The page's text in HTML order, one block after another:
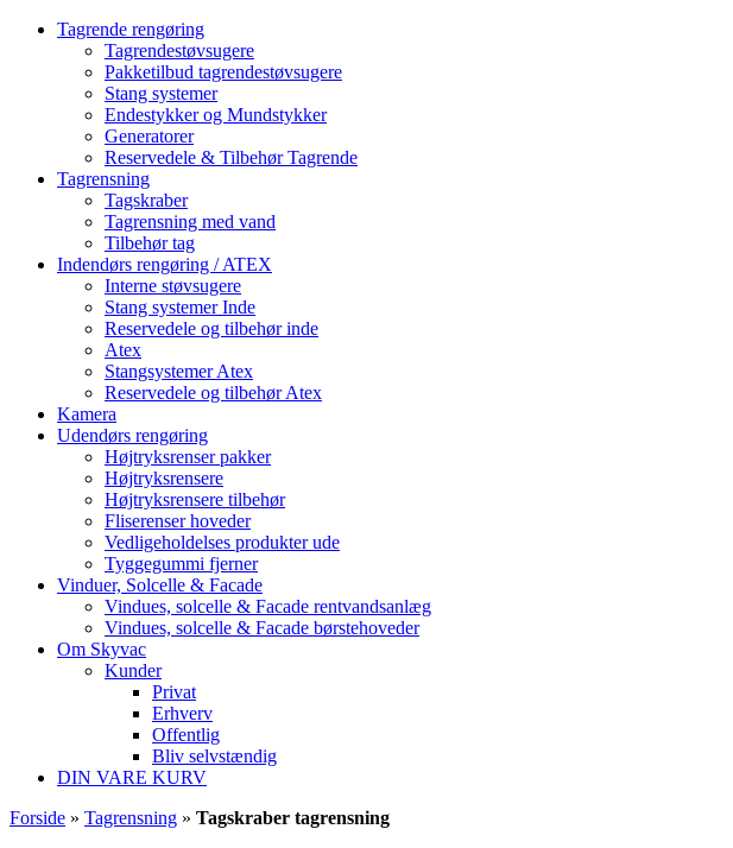
Tagrende rengøring
Tagrendestøvsugere
Pakketilbud tagrendestøvsugere
Stang systemer
Endestykker og Mundstykker
Generatorer
Reservedele & Tilbehør Tagrende
Tagrensning
Tagskraber
Tagrensning med vand
Tilbehør tag
Indendørs rengøring / ATEX
Interne støvsugere
Stang systemer Inde
Reservedele og tilbehør inde
Atex
Stangsystemer Atex
Reservedele og tilbehør Atex
Kamera
Udendørs rengøring
Højtryksrenser pakker
Højtryksrensere
Højtryksrensere tilbehør
Fliserenser hoveder
Vedligeholdelses produkter ude
Tyggegummi fjerner
Vinduer, Solcelle & Facade
Vindues, solcelle & Facade rentvandsanlæg
Vindues, solcelle & Facade børstehoveder
Om Skyvac
Kunder
Privat
Erhverv
Offentlig
Bliv selvstændig
DIN VARE KURV
Forside » Tagrensning » Tagskraber tagrensning